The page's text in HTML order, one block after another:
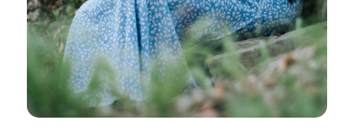
2010 Dornova metoda, MgA.
Zuzana Prouzová, Ostrava
2008 Masér pro sportovní a
rekondiční masáže, Bc. David
Rozbroj, ZÁZRAKY DUŠE,
Ostrava